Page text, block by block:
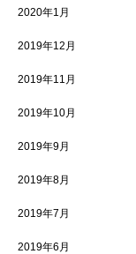
2020年1月
2019年12月
2019年11月
2019年10月
2019年9月
2019年8月
2019年7月
2019年6月